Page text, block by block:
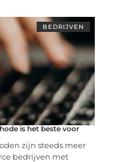
BEDRIJVEN
is het beste voor
zijn steeds meer
bedrijven met